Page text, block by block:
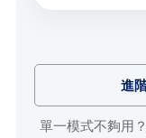
進
單一模式不夠用